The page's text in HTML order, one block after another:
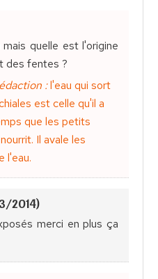
quelle est l'origine
des fentes ?
:l'eau qui sort
est celle qu'il a
que les petits
Il avale les
l'eau.
2014)
merci en plus ça